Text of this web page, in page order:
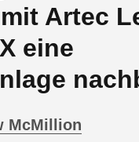
Artec
eine
McMillion